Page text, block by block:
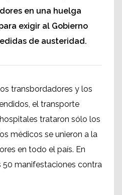
en una huelga
exigir al Gobierno
de austeridad.
transbordadores y los
el transporte
trataron sólo los
médicos se unieron a la
en todo el país. En
50 manifestaciones contra